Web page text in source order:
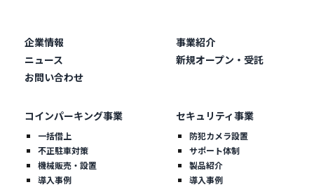
企業情報
事業紹介
ニュース
新規オープン・受託
お問い合わせ
コインパーキング事業
一括借上
不正駐車対策
機械販売・設置
導入事例
セキュリティ事業
防犯カメラ設置
サポート体制
製品紹介
導入事例